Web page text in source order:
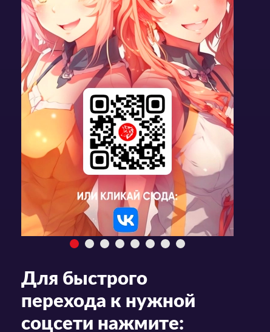
Для быстрого
перехода к нужной
соцсети нажмите: